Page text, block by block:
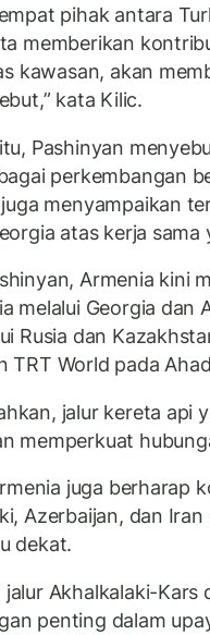
pihak antara
memberikan
kawasan, akan
kata Kilic.
Pashinyan
perkembangan
menyampaikan
atas kerja sama
Armenia kini
melalui Georgia dan
Rusia dan
TRT World pada
jalur kereta api
memperkuat
juga berharap
Azerbaijan, dan
dekat.
jalur Akhalkalaki-Kars
penting dalam